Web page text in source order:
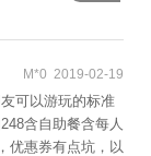
M*0 2019-02-19
可以游玩的标准
含自助餐含每人
优惠券有点坑，以